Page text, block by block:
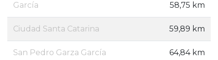
García 58,75 km
Ciudad Santa Catarina 59,89 km
San Pedro Garza García 64,84 km